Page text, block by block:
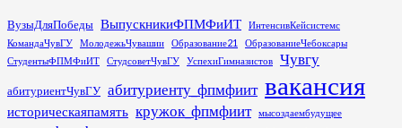
Перейти
к
содержимому
ВузыДляПобеды ВыпускникиФПМФиИТ
ИнтенсивКейсистемс
КомандаЧувГУ
МолодежьЧувашии Образование21
ОбразованиеЧебоксары
СтудентыФПМФиИТ
СтудсоветЧувГУ УспехиГимназистов Чувгу
абитуриентЧувГУ абитуриенту_фпмфиит вакансия
историческаяпамять кружок_фпмфиит мысоздаембудущее